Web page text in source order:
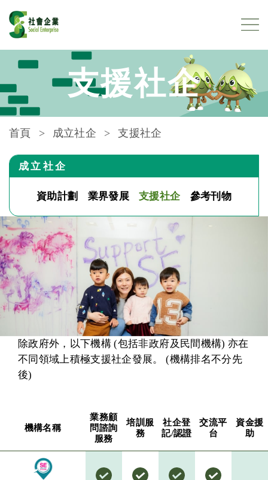
支援社企
首頁 成立社企 支援社企
成立社企
資助計劃 業界發展 支援社企 參考刊物
除政府外，以下機構 (包括非政府及民間機構) 亦在
不同領域上積極支援社企發展。 (機構排名不分先
後)
機構名稱
業務顧
問諮詢
服務
培訓服
務
社企登
記/認證
交流平
台
資金援
助